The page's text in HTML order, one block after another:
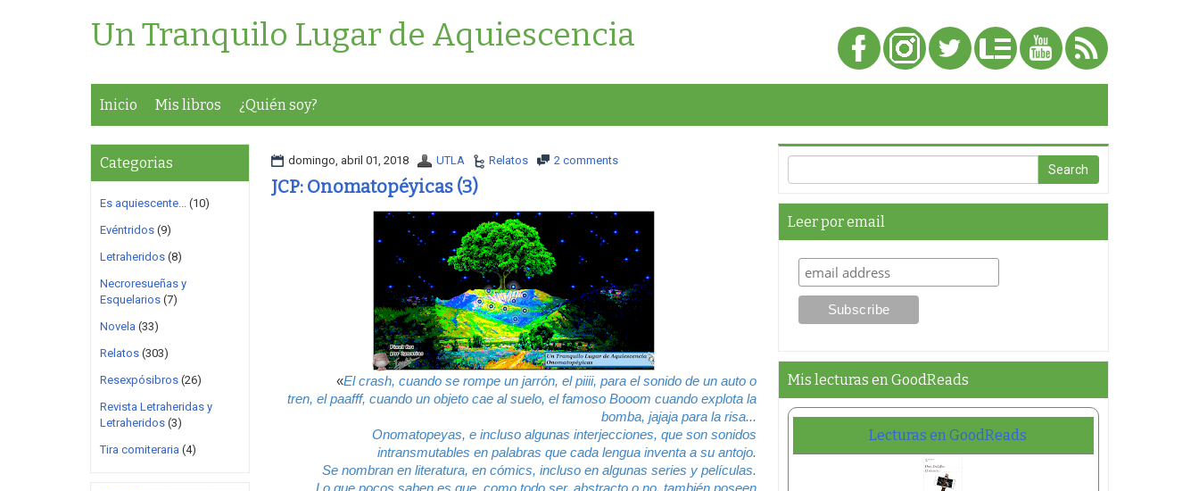
Un Tranquilo Lugar de Aquiescencia
Inicio Mis libros ¿Quién soy?
domingo, abril 01, 2018 UTLA Relatos 2 comments
JCP: Onomatopéyicas (3)
«El crash, cuando se rompe un jarrón, el piiii, para el sonido de un auto o
tren, el paafff, cuando un objeto cae al suelo, el famoso Booom cuando explota la
bomba, jajaja para la risa...
Onomatopeyas, e incluso algunas interjecciones, que son sonidos
intransmutables en palabras que cada lengua inventa a su antojo.
Se nombran en literatura, en cómics, incluso en algunas series y películas.
Categorias
Es aquiescente... (10)
Evéntridos (9)
Letraheridos (8)
Necroresueñas y
Esquelarios (7)
Novela (33)
Relatos (303)
Resexpósibros (26)
Revista Letraheridas y
Letraheridos (3)
Tira comiteraria (4)
Leer por email
Mis lecturas en GoodReads
Lecturas en GoodReads